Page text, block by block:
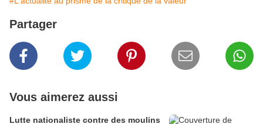
Partager
Vous aimerez aussi
Lutte nationaliste contre des moulins